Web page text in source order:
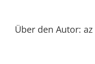
Über den Autor: